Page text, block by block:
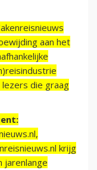
aan het
die graag
krijg
jarenlange